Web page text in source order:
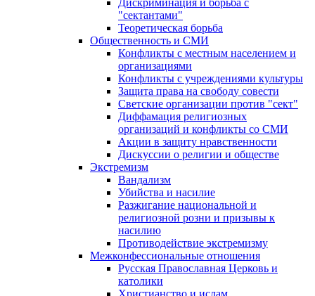
Дискриминация и борьба с
"сектантами"
Теоретическая борьба
Общественность и СМИ
Конфликты с местным населением и
организациями
Конфликты с учреждениями культуры
Защита права на свободу совести
Светские организации против "сект"
Диффамация религиозных
организаций и конфликты со СМИ
Акции в защиту нравственности
Дискуссии о религии и обществе
Экстремизм
Вандализм
Убийства и насилие
Разжигание национальной и
религиозной розни и призывы к
насилию
Противодействие экстремизму
Межконфессиональные отношения
Русская Православная Церковь и
католики